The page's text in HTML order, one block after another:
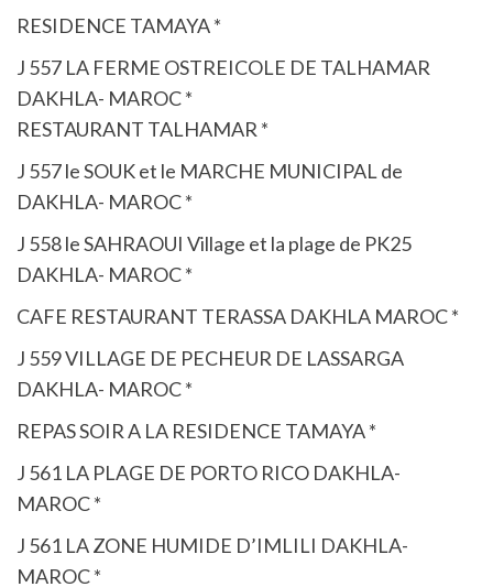
RESIDENCE TAMAYA *
J 557 LA FERME OSTREICOLE DE TALHAMAR
DAKHLA- MAROC *
RESTAURANT TALHAMAR *
J 557 le SOUK et le MARCHE MUNICIPAL de
DAKHLA- MAROC *
J 558 le SAHRAOUI Village et la plage de PK25
DAKHLA- MAROC *
CAFE RESTAURANT TERASSA DAKHLA MAROC *
J 559 VILLAGE DE PECHEUR DE LASSARGA
DAKHLA- MAROC *
REPAS SOIR A LA RESIDENCE TAMAYA *
J 561 LA PLAGE DE PORTO RICO DAKHLA-
MAROC *
J 561 LA ZONE HUMIDE D’IMLILI DAKHLA-
MAROC *